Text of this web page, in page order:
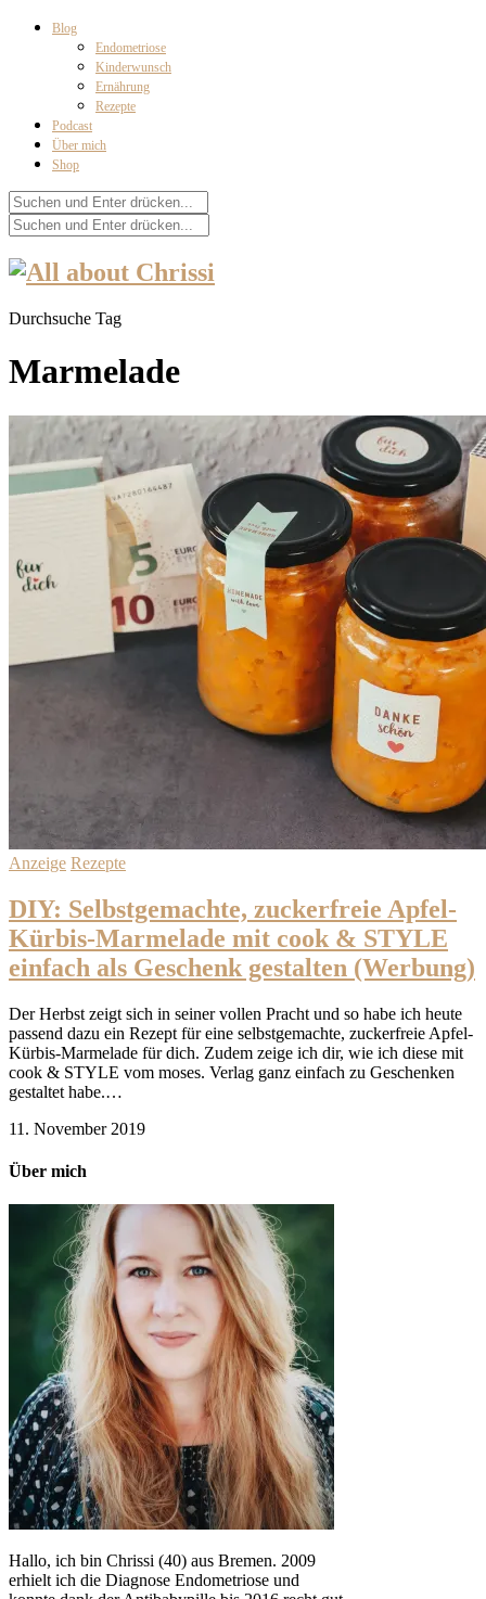
Blog
Endometriose
Kinderwunsch
Ernährung
Rezepte
Podcast
Über mich
Shop
Durchsuche Tag
Marmelade
Anzeige Rezepte
DIY: Selbstgemachte, zuckerfreie Apfel-
Kürbis-Marmelade mit cook & STYLE
einfach als Geschenk gestalten (Werbung)
Der Herbst zeigt sich in seiner vollen Pracht und so habe ich heute
passend dazu ein Rezept für eine selbstgemachte, zuckerfreie Apfel-
Kürbis-Marmelade für dich. Zudem zeige ich dir, wie ich diese mit
cook & STYLE vom moses. Verlag ganz einfach zu Geschenken
gestaltet habe.…
11. November 2019
Über mich
Hallo, ich bin Chrissi (40) aus Bremen. 2009
erhielt ich die Diagnose Endometriose und